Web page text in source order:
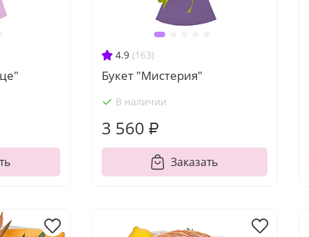
4.9 (163)
Букет "Мистерия"
В наличии
3 560 ₽
Заказать